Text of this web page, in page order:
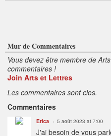
Mur de Commentaires
Vous devez être membre de
commentaires !
Join Arts et Lettres
Les commentaires sont clos.
Commentaires
Erica 5 août 2023 at 7:00
J'ai besoin de vous